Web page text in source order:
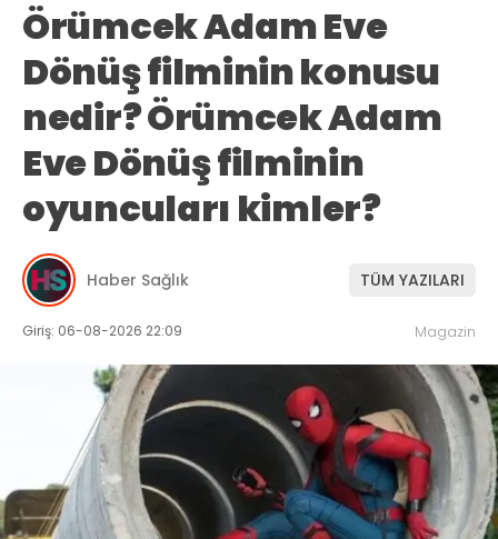
Örümcek Adam Eve
Dönüş filminin konusu
nedir? Örümcek Adam
Eve Dönüş filminin
oyuncuları kimler?
Haber Sağlık TÜM YAZILARI
Giriş: 06-08-2026 22:09 Magazin